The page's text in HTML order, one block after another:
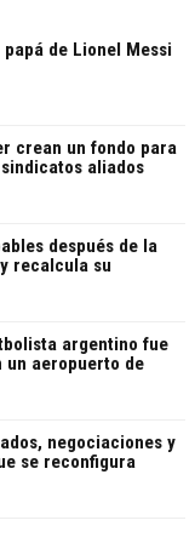
de Lionel Messi
crean un fondo para
aliados
después de la
recalcula su
argentino fue
un aeropuerto de
negociaciones y
se reconfigura